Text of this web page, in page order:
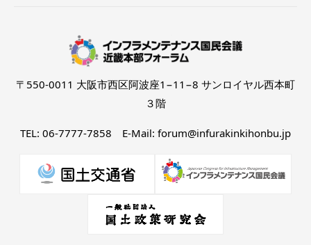
〒550-0011 大阪市西区阿波座1−11−8 サンロイヤル西本町
３階
TEL: 06-7777-7858 E-Mail: forum@infurakinkihonbu.jp